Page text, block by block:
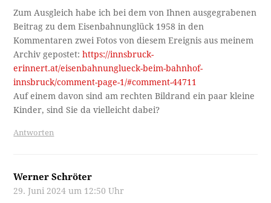
Zum Ausgleich habe ich bei dem von Ihnen ausgegrabenen
Beitrag zu dem Eisenbahnunglück 1958 in den
Kommentaren zwei Fotos von diesem Ereignis aus meinem
Archiv gepostet:https://innsbruck-
erinnert.at/eisenbahnunglueck-beim-bahnhof-
innsbruck/comment-page-1/#comment-44711
Auf einem davon sind am rechten Bildrand ein paar kleine
Kinder, sind Sie da vielleicht dabei?
Antworten
Werner Schröter
29. Juni 2024 um 12:50 Uhr